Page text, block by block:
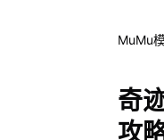
MuMu
奇
攻